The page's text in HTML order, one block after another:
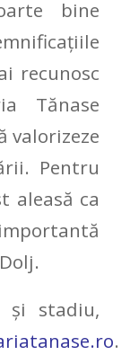
bine
recunosc
Tănase
valorizeze
Pentru
aleasă ca
și stadiu,
.